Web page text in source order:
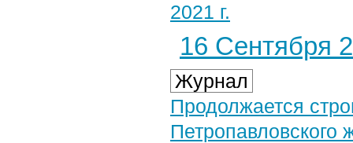
2021 г.
16 Сентября
Журнал
Продолжается
Петропавловского